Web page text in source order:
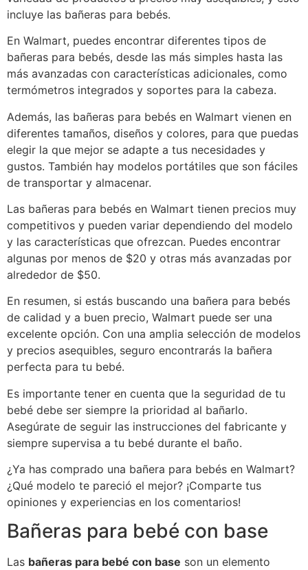
incluye las bañeras para bebés.
En Walmart, puedes encontrar diferentes tipos de
bañeras para bebés, desde las más simples hasta las
más avanzadas con características adicionales, como
termómetros integrados y soportes para la cabeza.
Además, las bañeras para bebés en Walmart vienen en
diferentes tamaños, diseños y colores, para que puedas
elegir la que mejor se adapte a tus necesidades y
gustos. También hay modelos portátiles que son fáciles
de transportar y almacenar.
Las bañeras para bebés en Walmart tienen precios muy
competitivos y pueden variar dependiendo del modelo
y las características que ofrezcan. Puedes encontrar
algunas por menos de $20 y otras más avanzadas por
alrededor de $50.
En resumen, si estás buscando una bañera para bebés
de calidad y a buen precio, Walmart puede ser una
excelente opción. Con una amplia selección de modelos
y precios asequibles, seguro encontrarás la bañera
perfecta para tu bebé.
Es importante tener en cuenta que la seguridad de tu
bebé debe ser siempre la prioridad al bañarlo.
Asegúrate de seguir las instrucciones del fabricante y
siempre supervisa a tu bebé durante el baño.
¿Ya has comprado una bañera para bebés en Walmart?
¿Qué modelo te pareció el mejor? ¡Comparte tus
opiniones y experiencias en los comentarios!
Bañeras para bebé con base
Las bañeras para bebé con base son un elemento